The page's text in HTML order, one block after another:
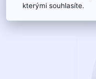
kterými souhlasíte.